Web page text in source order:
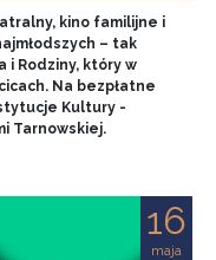
kino familijne i
– tak
i Rodziny, który w
Na bezpłatne
Kultury -
Tarnowskiej.
16
maja